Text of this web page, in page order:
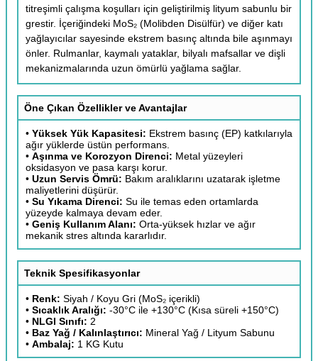
titreşimli çalışma koşulları için geliştirilmiş lityum sabunlu bir
grestir. İçeriğindeki MoS₂ (Molibden Disülfür) ve diğer katı
yağlayıcılar sayesinde ekstrem basınç altında bile aşınmayı
önler. Rulmanlar, kaymalı yataklar, bilyalı mafsallar ve dişli
mekanizmalarında uzun ömürlü yağlama sağlar.
Öne Çıkan Özellikler ve Avantajlar
• Yüksek Yük Kapasitesi: Ekstrem basınç (EP) katkılarıyla
ağır yüklerde üstün performans.
• Aşınma ve Korozyon Direnci: Metal yüzeyleri
oksidasyon ve pasa karşı korur.
• Uzun Servis Ömrü: Bakım aralıklarını uzatarak işletme
maliyetlerini düşürür.
• Su Yıkama Direnci: Su ile temas eden ortamlarda
yüzeyde kalmaya devam eder.
• Geniş Kullanım Alanı: Orta-yüksek hızlar ve ağır
mekanik stres altında kararlıdır.
Teknik Spesifikasyonlar
• Renk: Siyah / Koyu Gri (MoS₂ içerikli)
• Sıcaklık Aralığı: -30°C ile +130°C (Kısa süreli +150°C)
• NLGI Sınıfı: 2
• Baz Yağ / Kalınlaştırıcı: Mineral Yağ / Lityum Sabunu
• Ambalaj: 1 KG Kutu